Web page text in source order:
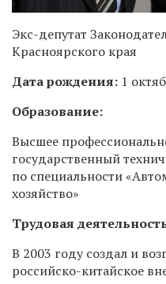
Экс-депутат
Красноярского края
Дата рождения: 1
Образование:
Высшее
государственный
по специальности
хозяйство»
Трудовая
В 2003 году создал и
российско-китайское